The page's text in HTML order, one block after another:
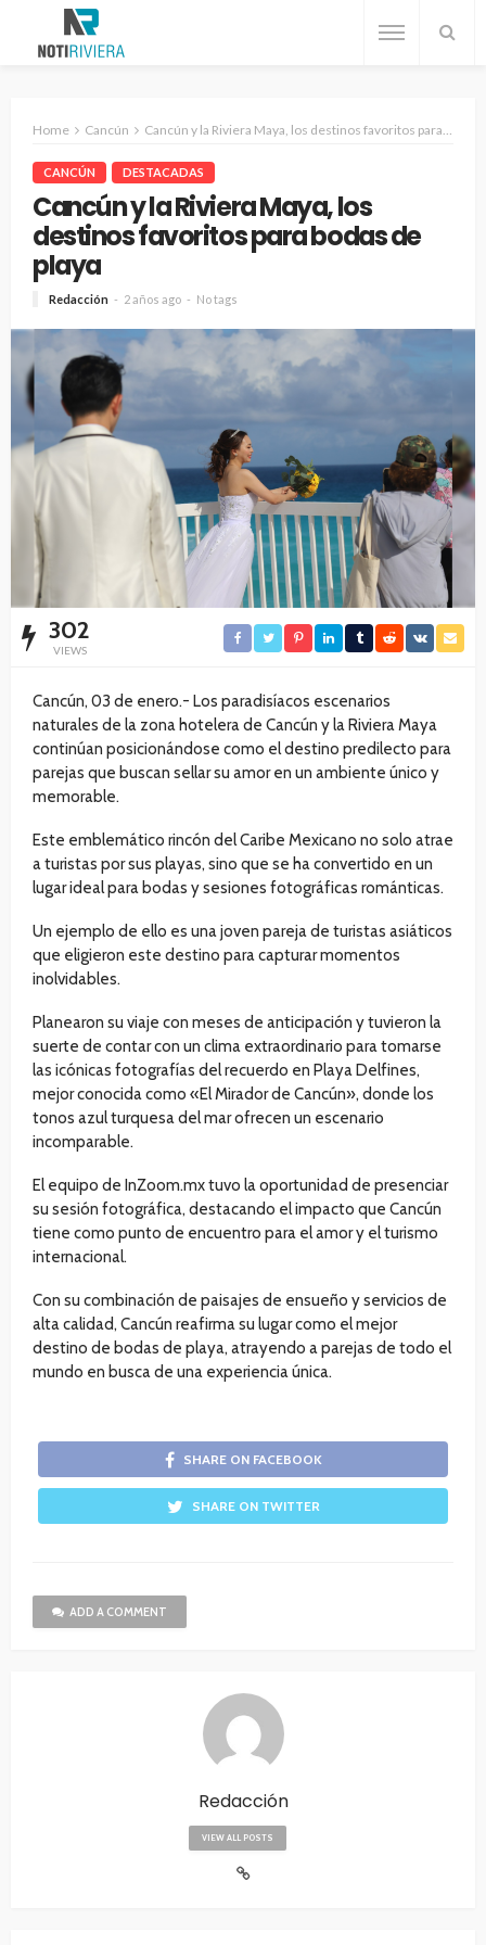
Home Cancún Cancún y la Riviera Maya, los destinos favoritos para bodas de playa
CANCÚN DESTACADAS
Cancún y la Riviera Maya, los
destinos favoritos para bodas de
playa
Redacción 2 años ago No tags
302
VIEWS
Cancún, 03 de enero.- Los paradisíacos escenarios
naturales de la zona hotelera de Cancún y la Riviera Maya
continúan posicionándose como el destino predilecto para
parejas que buscan sellar su amor en un ambiente único y
memorable.
Este emblemático rincón del Caribe Mexicano no solo atrae
a turistas por sus playas, sino que se ha convertido en un
lugar ideal para bodas y sesiones fotográficas románticas.
Un ejemplo de ello es una joven pareja de turistas asiáticos
que eligieron este destino para capturar momentos
inolvidables.
Planearon su viaje con meses de anticipación y tuvieron la
suerte de contar con un clima extraordinario para tomarse
las icónicas fotografías del recuerdo en Playa Delfines,
mejor conocida como «El Mirador de Cancún», donde los
tonos azul turquesa del mar ofrecen un escenario
incomparable.
El equipo de InZoom.mx tuvo la oportunidad de presenciar
su sesión fotográfica, destacando el impacto que Cancún
tiene como punto de encuentro para el amor y el turismo
internacional.
Con su combinación de paisajes de ensueño y servicios de
alta calidad, Cancún reafirma su lugar como el mejor
destino de bodas de playa, atrayendo a parejas de todo el
mundo en busca de una experiencia única.
SHARE ON FACEBOOK
SHARE ON TWITTER
ADD A COMMENT
Redacción
VIEW ALL POSTS